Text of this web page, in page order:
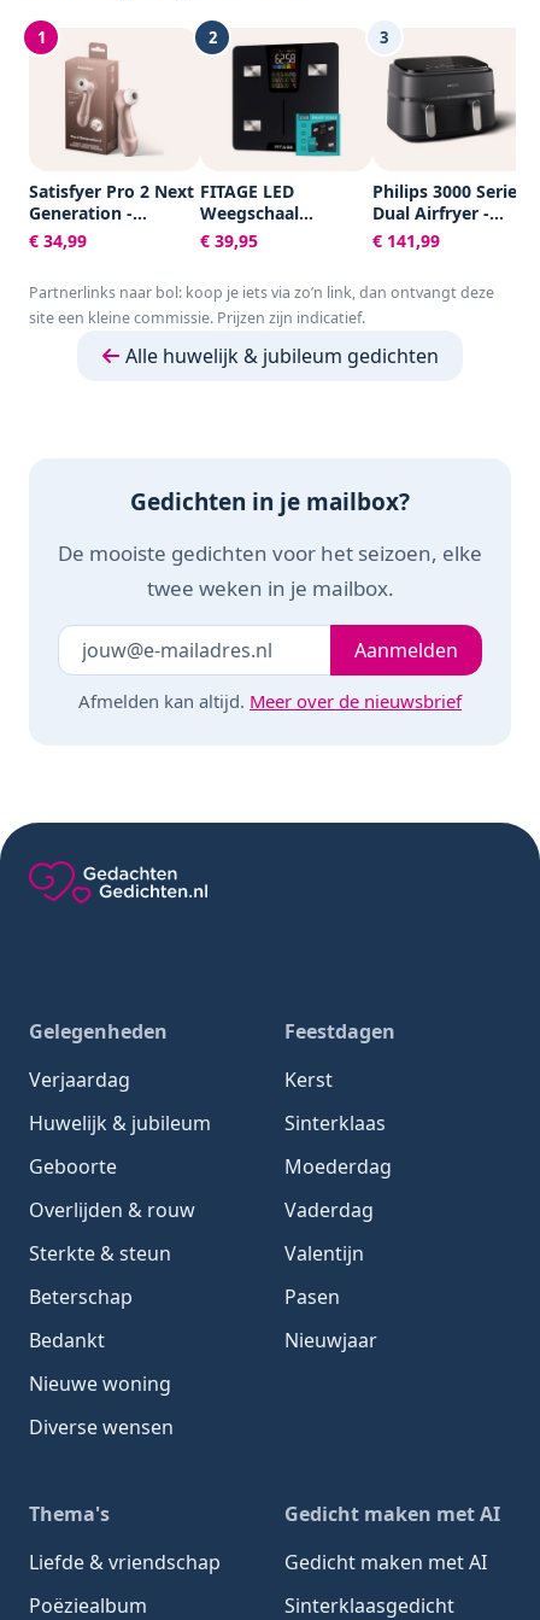
1
Satisfyer Pro 2 Next
Generation -
Luchtdrukvibrator
met 11
waterdicht
€ 34,99
2
FITAGE LED
Weegschaal
Personenweegschaal
Digitaal - Slimme
Lichaamsanalyse -
Weegschalen -
€ 39,95
3
Philips 3000 Series
Dual Airfryer -
NA351/00 - Dubbele
Mand - 9L - Tot 6
Zwart/Zilver
€ 141,99
Partnerlinks naar bol: koop je iets via zo’n link, dan ontvangt deze
site een kleine commissie. Prijzen zijn indicatief.
Alle huwelijk & jubileum gedichten
Gedichten in je mailbox?
De mooiste gedichten voor het seizoen, elke
twee weken in je mailbox.
Laat dit veld leeg Je e-mailadresAanmelden
Afmelden kan altijd. Meer over de nieuwsbrief
Gelegenheden
Verjaardag
Huwelijk & jubileum
Geboorte
Overlijden & rouw
Sterkte & steun
Beterschap
Bedankt
Nieuwe woning
Diverse wensen
Feestdagen
Kerst
Sinterklaas
Moederdag
Vaderdag
Valentijn
Pasen
Nieuwjaar
Thema's
Liefde & vriendschap
Poëziealbum
Gedicht maken met AI
Gedicht maken met AI
Sinterklaasgedicht